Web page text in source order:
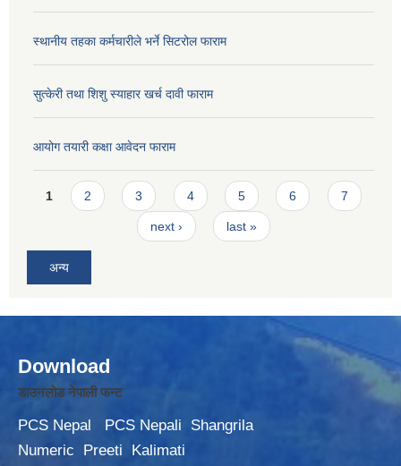
स्थानीय तहका कर्मचारीले भर्ने सिटरोल फाराम
सुत्केरी तथा शिशु स्याहार खर्च दावी फाराम
आयोग तयारी कक्षा आवेदन फाराम
Pages
1 2 3 4 5 6 7
next › last »
अन्य
Download
डाउनलोड नेपाली फन्ट
PCS Nepal PCS Nepali
Shangrila
Numeric
Preeti Kalimati